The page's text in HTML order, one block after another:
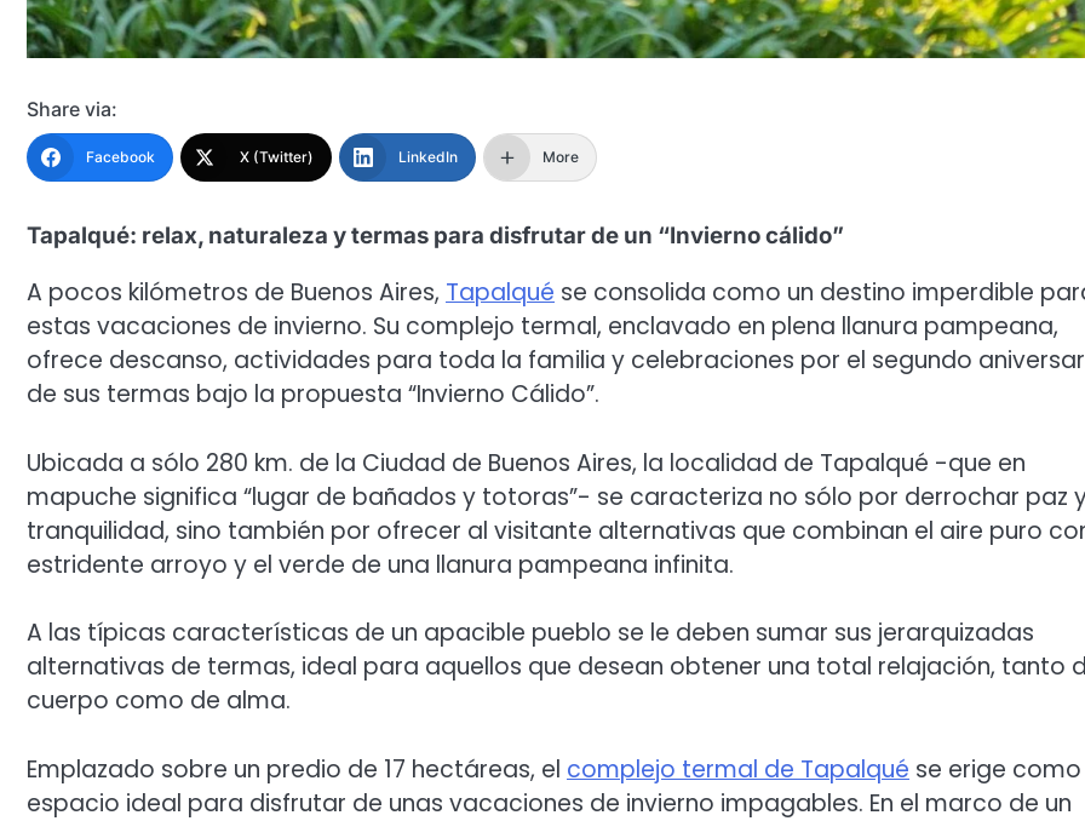
Share via:
Facebook X (Twitter) LinkedIn More
Tapalqué: relax, naturaleza y termas para disfrutar de un “Invierno cálido”
A pocos kilómetros de Buenos Aires, Tapalqué se consolida como un destino imperdible
estas vacaciones de invierno. Su complejo termal, enclavado en plena llanura pampeana,
ofrece descanso, actividades para toda la familia y celebraciones por el segundo
de sus termas bajo la propuesta “Invierno Cálido”.
Ubicada a sólo 280 km. de la Ciudad de Buenos Aires, la localidad de Tapalqué -que en
mapuche significa “lugar de bañados y totoras”- se caracteriza no sólo por derrochar paz
tranquilidad, sino también por ofrecer al visitante alternativas que combinan el aire puro
estridente arroyo y el verde de una llanura pampeana infinita.
A las típicas características de un apacible pueblo se le deben sumar sus jerarquizadas
alternativas de termas, ideal para aquellos que desean obtener una total relajación, tanto
cuerpo como de alma.
Emplazado sobre un predio de 17 hectáreas, el complejo termal de Tapalqué se erige como
espacio ideal para disfrutar de unas vacaciones de invierno impagables. En el marco de un